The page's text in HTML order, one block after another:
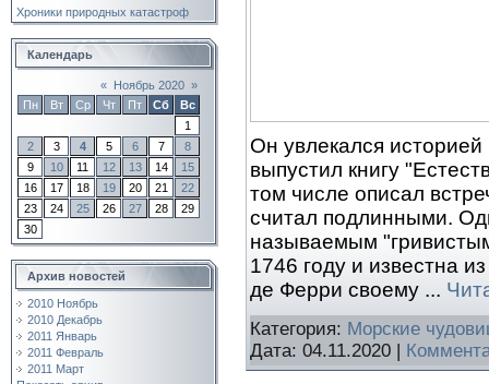
Хроники природных катастроф
Календарь
« Ноябрь 2020 »
Пн
Вт Ср Чт Пт Сб
Вс
1
2
3 4 5 6 7
8
9
10 11 12 13 14
15
16
17 18 19 20 21
22
23
24 25 26 27 28
29
30
Архив новостей
2010 Ноябрь
2010 Декабрь
2011 Январь
2011 Февраль
2011 Март
Он увлекался
выпустил книгу
том числе описал
считал подлинными.
называемым
1746 году и известна
де Ферри своему ...
Категория: Морские
Дата: 04.11.2020